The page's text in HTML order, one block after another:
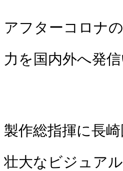
アフターコロナ
力を国内外へ発信
製作総指揮に長
壮大なビジュア